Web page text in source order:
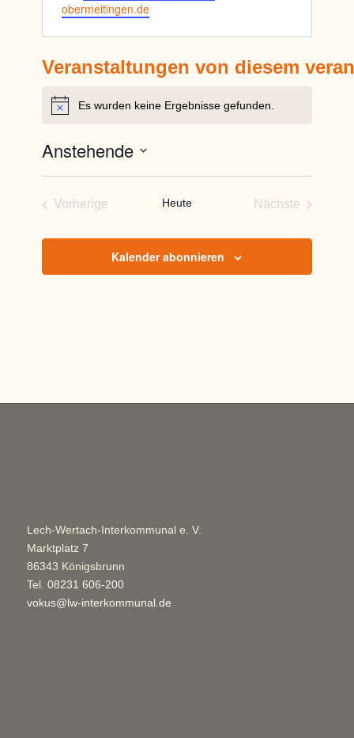
obermeitingen.de
Veranstaltungen von diesem
HinweisEs wurden keine Ergebnisse gefunden.
Anstehende
Vorherige
Heute
Nächste
Kalender abonnieren
Lech-Wertach-Interkommunal e. V.
Marktplatz 7
86343 Königsbrunn
Tel. 08231 606-200
vokus@lw-interkommunal.de